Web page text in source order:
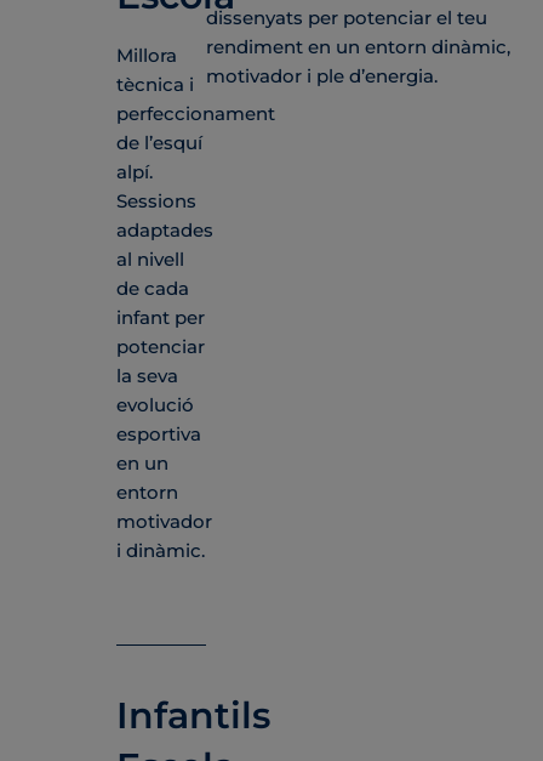
Millora
tècnica i
perfeccionament
de l’esquí
alpí.
Sessions
adaptades
al nivell
de cada
infant per
potenciar
la seva
evolució
esportiva
en un
entorn
motivador
i dinàmic.
Infantils
dissenyats per potenciar el teu
rendiment en un entorn dinàmic,
motivador i ple d’energia.